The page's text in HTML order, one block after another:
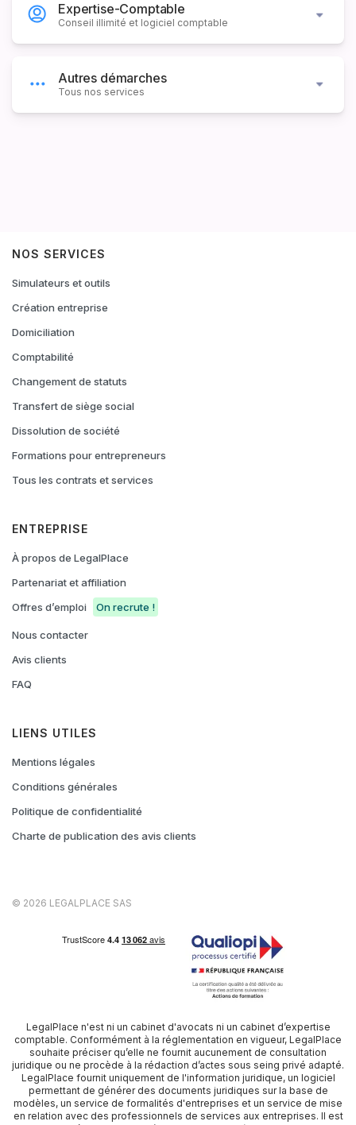
Expertise-Comptable
Conseil illimité et logiciel comptable
Autres démarches
Tous nos services
NOS SERVICES
Simulateurs et outils
Création entreprise
Domiciliation
Comptabilité
Changement de statuts
Transfert de siège social
Dissolution de société
Formations pour entrepreneurs
Tous les contrats et services
ENTREPRISE
À propos de LegalPlace
Partenariat et affiliation
Offres d’emploi
On recrute !
Nous contacter
Avis clients
FAQ
LIENS UTILES
Mentions légales
Conditions générales
Politique de confidentialité
Charte de publication des avis clients
© 2026 LEGALPLACE SAS
LegalPlace n'est ni un cabinet d'avocats ni un cabinet d’expertise
comptable. Conformément à la réglementation en vigueur, LegalPlace
souhaite préciser qu’elle ne fournit aucunement de consultation
juridique ou ne procède à la rédaction d’actes sous seing privé adapté.
LegalPlace fournit uniquement de l'information juridique, un logiciel
permettant de générer des documents juridiques sur la base de
modèles, un service de formalités d'entreprises et un service de mise
en relation avec des professionnels de services aux entreprises. Il est